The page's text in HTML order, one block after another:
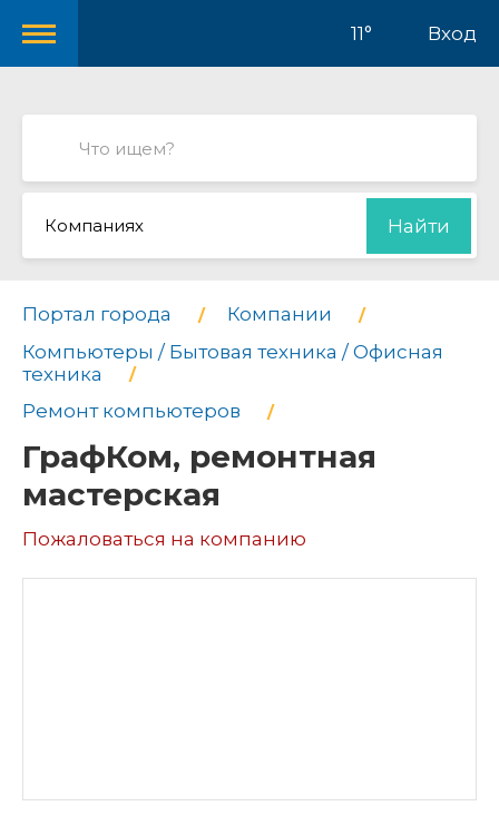
11° Вход
Компаниях Найти
Портал города
Компании
Компьютеры / Бытовая техника / Офисная
техника
Ремонт компьютеров
ГрафКом, ремонтная
мастерская
Пожаловаться на компанию